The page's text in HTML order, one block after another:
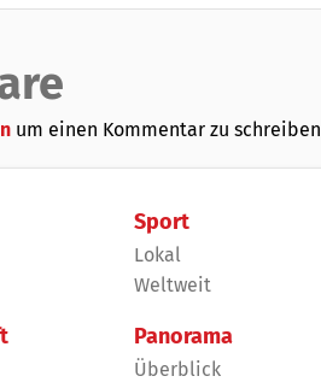
um einen Kommentar zu schreiben
Sport
Lokal
Weltweit
Panorama
Überblick